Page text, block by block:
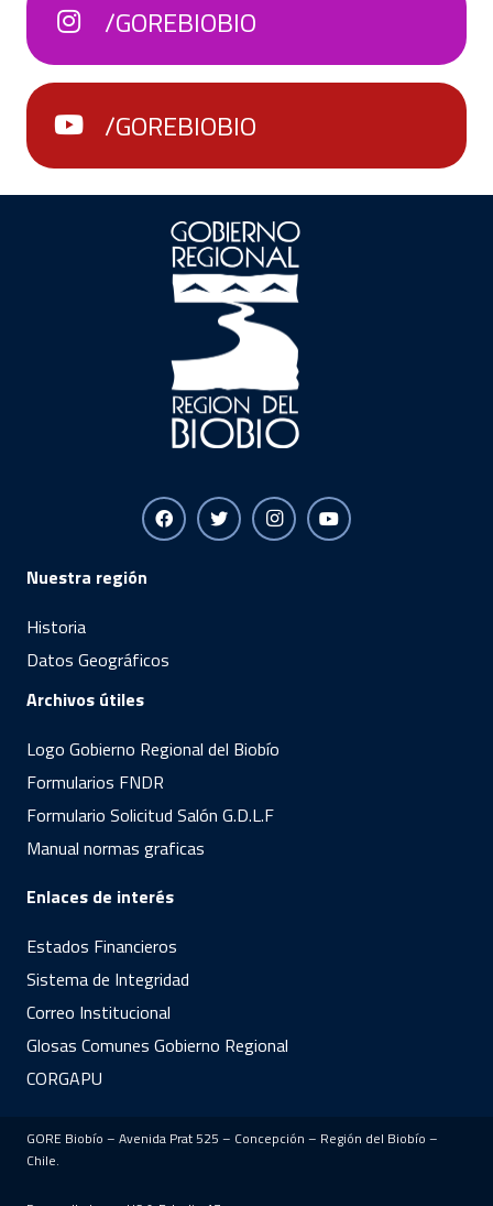
/GOREBIOBIO
/GOREBIOBIO
Nuestra región
Historia
Datos Geográficos
Archivos útiles
Logo Gobierno Regional del Biobío
Formularios FNDR
Formulario Solicitud Salón G.D.L.F
Manual normas graficas
Enlaces de interés
Estados Financieros
Sistema de Integridad
Correo Institucional
Glosas Comunes Gobierno Regional
CORGAPU
GORE Biobío – Avenida Prat 525 – Concepción – Región del Biobío –
Chile.